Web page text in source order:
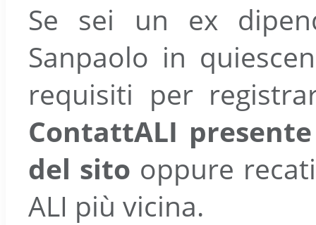
Se sei un ex
Sanpaolo in
requisiti per
ContattALI
del sito oppure
ALI più vicina.